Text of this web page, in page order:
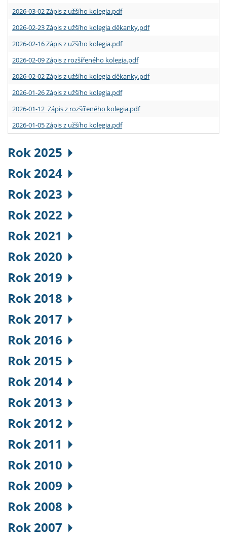
2026-03-02 Zápis z užšího kolegia.pdf
2026-02-23 Zápis z užšího kolegia děkanky.pdf
2026-02-16 Zápis z užšího kolegia.pdf
2026-02-09 Zápis z rozšířeného kolegia.pdf
2026-02-02 Zápis z užšího kolegia děkanky.pdf
2026-01-26 Zápis z užšího kolegia.pdf
2026-01-12 Zápis z rozšířeného kolegia.pdf
2026-01-05 Zápis z užšího kolegia.pdf
Rok 2025
Rok 2024
Rok 2023
Rok 2022
Rok 2021
Rok 2020
Rok 2019
Rok 2018
Rok 2017
Rok 2016
Rok 2015
Rok 2014
Rok 2013
Rok 2012
Rok 2011
Rok 2010
Rok 2009
Rok 2008
Rok 2007